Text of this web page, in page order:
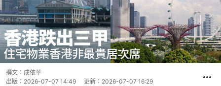
撰文： 成依華
出版： 2026-07-07 14:49 更新： 2026-07-07 16:29